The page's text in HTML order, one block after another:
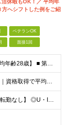
休暇もOK！／ 平均年
へシフトした例をご紹
ベテランOK
面接1回
【学歴不問・未経験歓迎・平均年齢28歳】 ■ 第二新卒歓迎 ■ フリーター・社会人未経験OK ＼「アイアールで人生ワンチャンつかんでほしい！」／ …こんな社長の想いから 経験よりも人柄を重視した採用
【★未経験でも月給28万円～｜資格取得で平均年収636万円★】 ■ 月給28万円～80万円+賞与年2回＋各種手当 ※月給には、固定残業代（20時間分：3万8000円～／月）を含む ※20時間を超過
【全国47都道府県で募集中｜転勤なし】 ◎U・Iターン歓迎！家具家電付き＆家賃ナシの社員寮を完備 ◎東京支店は2025年7月に移転したばかりの綺麗なオフィス 東京・横浜・大阪・名古屋・福岡など 全国